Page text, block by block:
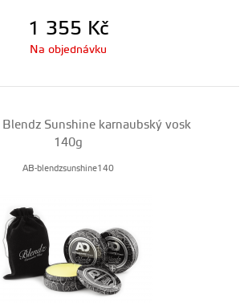
1 355 Kč
Na objednávku
Sunshine karnaubský vosk
140g
AB-blendzsunshine140